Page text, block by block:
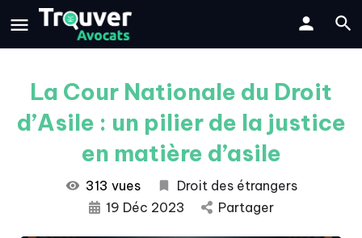
La Cour Nationale du Droit
d’Asile : un pilier de la justice
en matière d’asile
313 vues
Droit des étrangers
19 Déc 2023
Partager